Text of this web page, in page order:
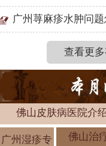
广州荨麻疹水肿问
查看更
佛山皮肤病医院介
广州湿疹专
佛山治